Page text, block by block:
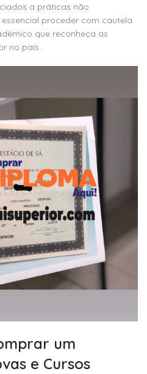
a práticas não
proceder com cautela
que reconheça as
no país.
um
e Cursos